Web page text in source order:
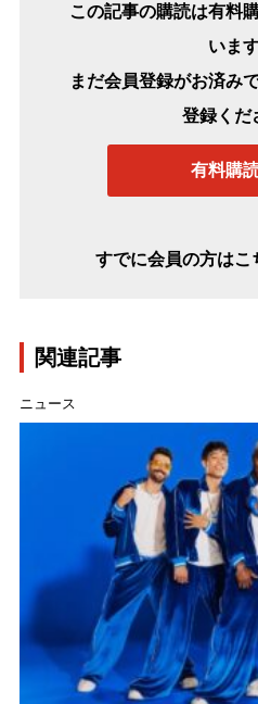
この記事の購読は有料
います
まだ会員登録がお済み
登録くだ
有料購
すでに会員の方はこ
関連記事
ニュース